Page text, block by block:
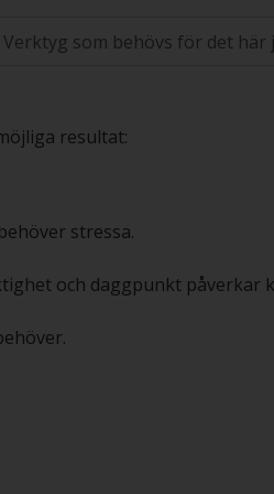
Verktyg som behövs för det här
resultat:
stressa.
och daggpunkt påverkar